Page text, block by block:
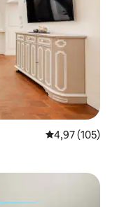
Průměrné
4,97 (105)